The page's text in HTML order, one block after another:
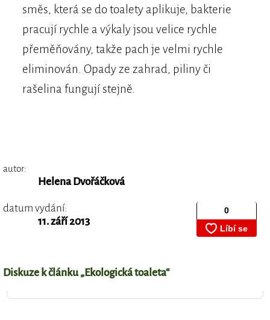
směs, která se do toalety aplikuje, bakterie
pracují rychle a výkaly jsou velice rychle
přeměňovány, takže pach je velmi rychle
eliminován. Opady ze zahrad, piliny či
rašelina fungují stejně.
autor:
Helena Dvořáčková
datum vydání:
11. září 2013
Diskuze k článku „Ekologická toaleta“